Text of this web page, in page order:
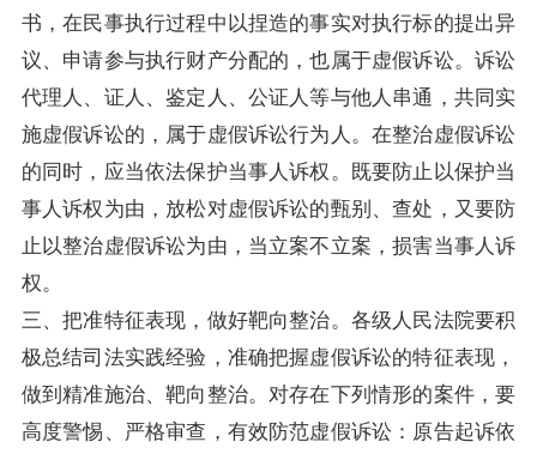
书，在民事执行过程中以捏造的事实对执行标的提出异
议、申请参与执行财产分配的，也属于虚假诉讼。诉讼
代理人、证人、鉴定人、公证人等与他人串通，共同实
施虚假诉讼的，属于虚假诉讼行为人。在整治虚假诉讼
的同时，应当依法保护当事人诉权。既要防止以保护当
事人诉权为由，放松对虚假诉讼的甄别、查处，又要防
止以整治虚假诉讼为由，当立案不立案，损害当事人诉
权。
三、把准特征表现，做好靶向整治。各级人民法院要积
极总结司法实践经验，准确把握虚假诉讼的特征表现，
做到精准施治、靶向整治。对存在下列情形的案件，要
高度警惕、严格审查，有效防范虚假诉讼：原告起诉依